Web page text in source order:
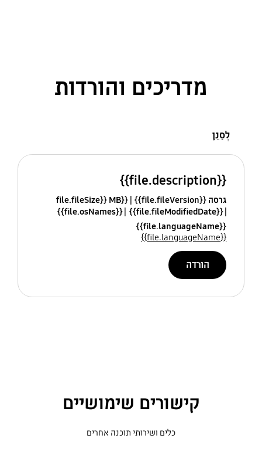
מדריכים והורדות
לְסַנֵן
{{file.description}}
גרסה {{file.fileVersion}}
{{file.fileSize}} MB
{{file.fileModifiedDate}}
{{file.osNames}}
{{file.languageName}}
{{file.languageName}}
הורדה
קישורים שימושיים
כלים ושירותי תוכנה אחרים